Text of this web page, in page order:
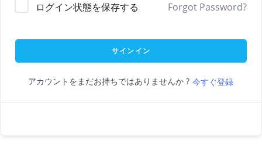
ログイン状態を保存する Forgot Password?
サインイン
アカウントをまだお持ちではありませんか ? 今すぐ登録